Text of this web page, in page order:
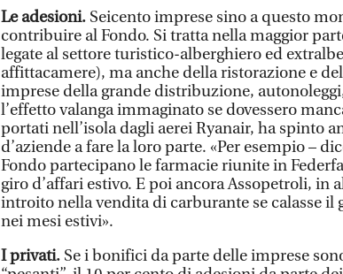
Le adesioni. Seicento imprese sino a questo
contribuire al Fondo. Si tratta nella maggior
legate al settore turistico-alberghiero ed
affittacamere), ma anche della ristorazione e
imprese della grande distribuzione,
l’effetto valanga immaginato se dovessero
portati nell’isola dagli aerei Ryanair, ha spinto
d’aziende a fare la loro parte. «Per esempio –
Fondo partecipano le farmacie riunite in
giro d’affari estivo. E poi ancora Assopetroli, in
introito nella vendita di carburante se calasse il
nei mesi estivi».
I privati. Se i bonifici da parte delle imprese